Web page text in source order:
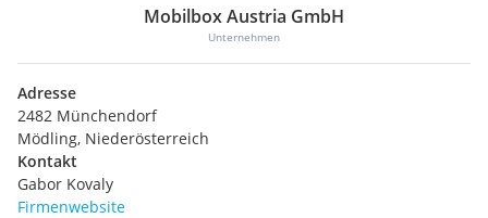
Mobilbox Austria GmbH
Unternehmen
Adresse
2482 Münchendorf
Mödling, Niederösterreich
Kontakt
Gabor Kovaly
Firmenwebsite